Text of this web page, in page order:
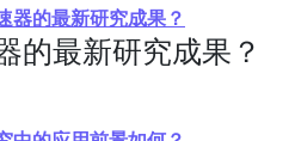
器的最新研究成果？
的最新研究成果？